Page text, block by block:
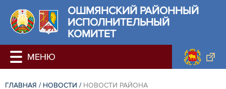
ОШМЯНСКИЙ РАЙОННЫЙ
ИСПОЛНИТЕЛЬНЫЙ
КОМИТЕТ
ГЛАВНАЯ / НОВОСТИ / НОВОСТИ РАЙОНА